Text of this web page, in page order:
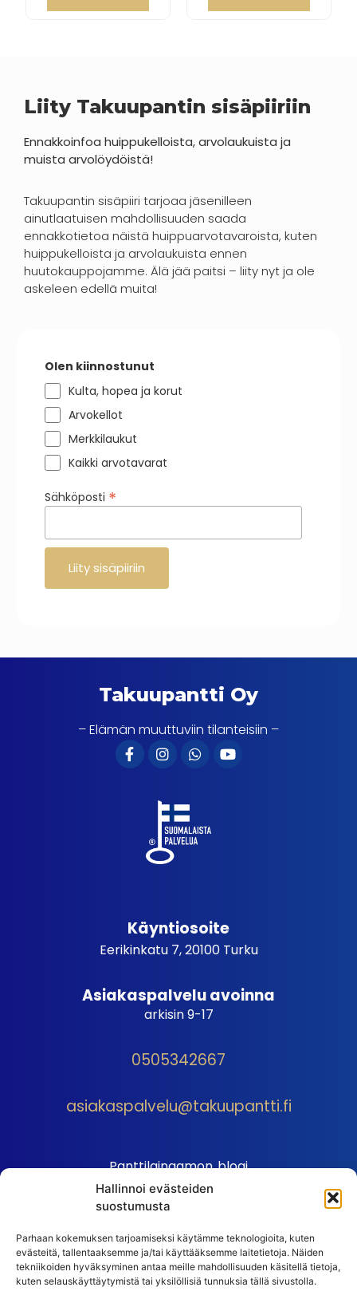
Hallinnoi evästeiden
suostumusta
Parhaan kokemuksen tarjoamiseksi käytämme teknologioita, kuten
evästeitä, tallentaaksemme ja/tai käyttääksemme laitetietoja. Näiden
tekniikoiden hyväksyminen antaa meille mahdollisuuden käsitellä tietoja,
kuten selauskäyttäytymistä tai yksilöllisiä tunnuksia tällä sivustolla.
Liity Takuupantin sisäpiiriin
Ennakkoinfoa huippukelloista, arvolaukuista ja
muista arvolöydöistä!
Takuupantin sisäpiiri tarjoaa jäsenilleen
ainutlaatuisen mahdollisuuden saada
ennakkotietoa näistä huippuarvotavaroista, kuten
huippukelloista ja arvolaukuista ennen
huutokauppojamme. Älä jää paitsi – liity nyt ja ole
askeleen edellä muita!
Olen kiinnostunut
Kulta, hopea ja korut
Arvokellot
Merkkilaukut
Kaikki arvotavarat
Sähköposti *
Takuupantti Oy
– Elämän muuttuviin tilanteisiin –
Käyntiosoite
Eerikinkatu 7, 20100 Turku
Asiakaspalvelu avoinna
arkisin 9-17
0505342667
asiakaspalvelu@takuupantti.fi
Panttilainaamon blogi
Palveluhinnasto
Sopimusehdot
Autopantin sopimusehdot
Henkilötiedot